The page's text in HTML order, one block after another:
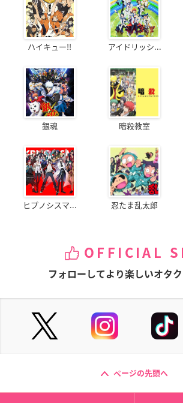
ハイキュー!! アイドリッシ...
銀魂 暗殺教室
ヒプノシスマ... 忍たま乱太郎
OFFICIAL
フォローしてより楽しいオタク
ページの先頭へ